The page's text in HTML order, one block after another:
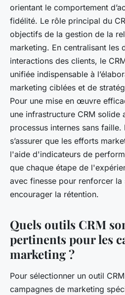
orientant le comportement
fidélité. Le rôle principal du
objectifs de la gestion de la
marketing. En centralisant les
interactions des clients, le
unifiée indispensable à
marketing ciblées et de
Pour une mise en œuvre
une infrastructure CRM solide
processus internes sans
s’assurer que les efforts
l'aide d'indicateurs de
que chaque étape de
avec finesse pour renforcer la
encourager la rétention.
Quels outils CRM
pertinents pour les
marketing ?
Pour sélectionner un outil
campagnes de marketing